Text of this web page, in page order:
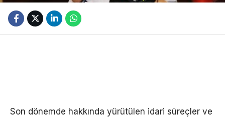
Son dönemde hakkında yürütülen idari süreçler ve